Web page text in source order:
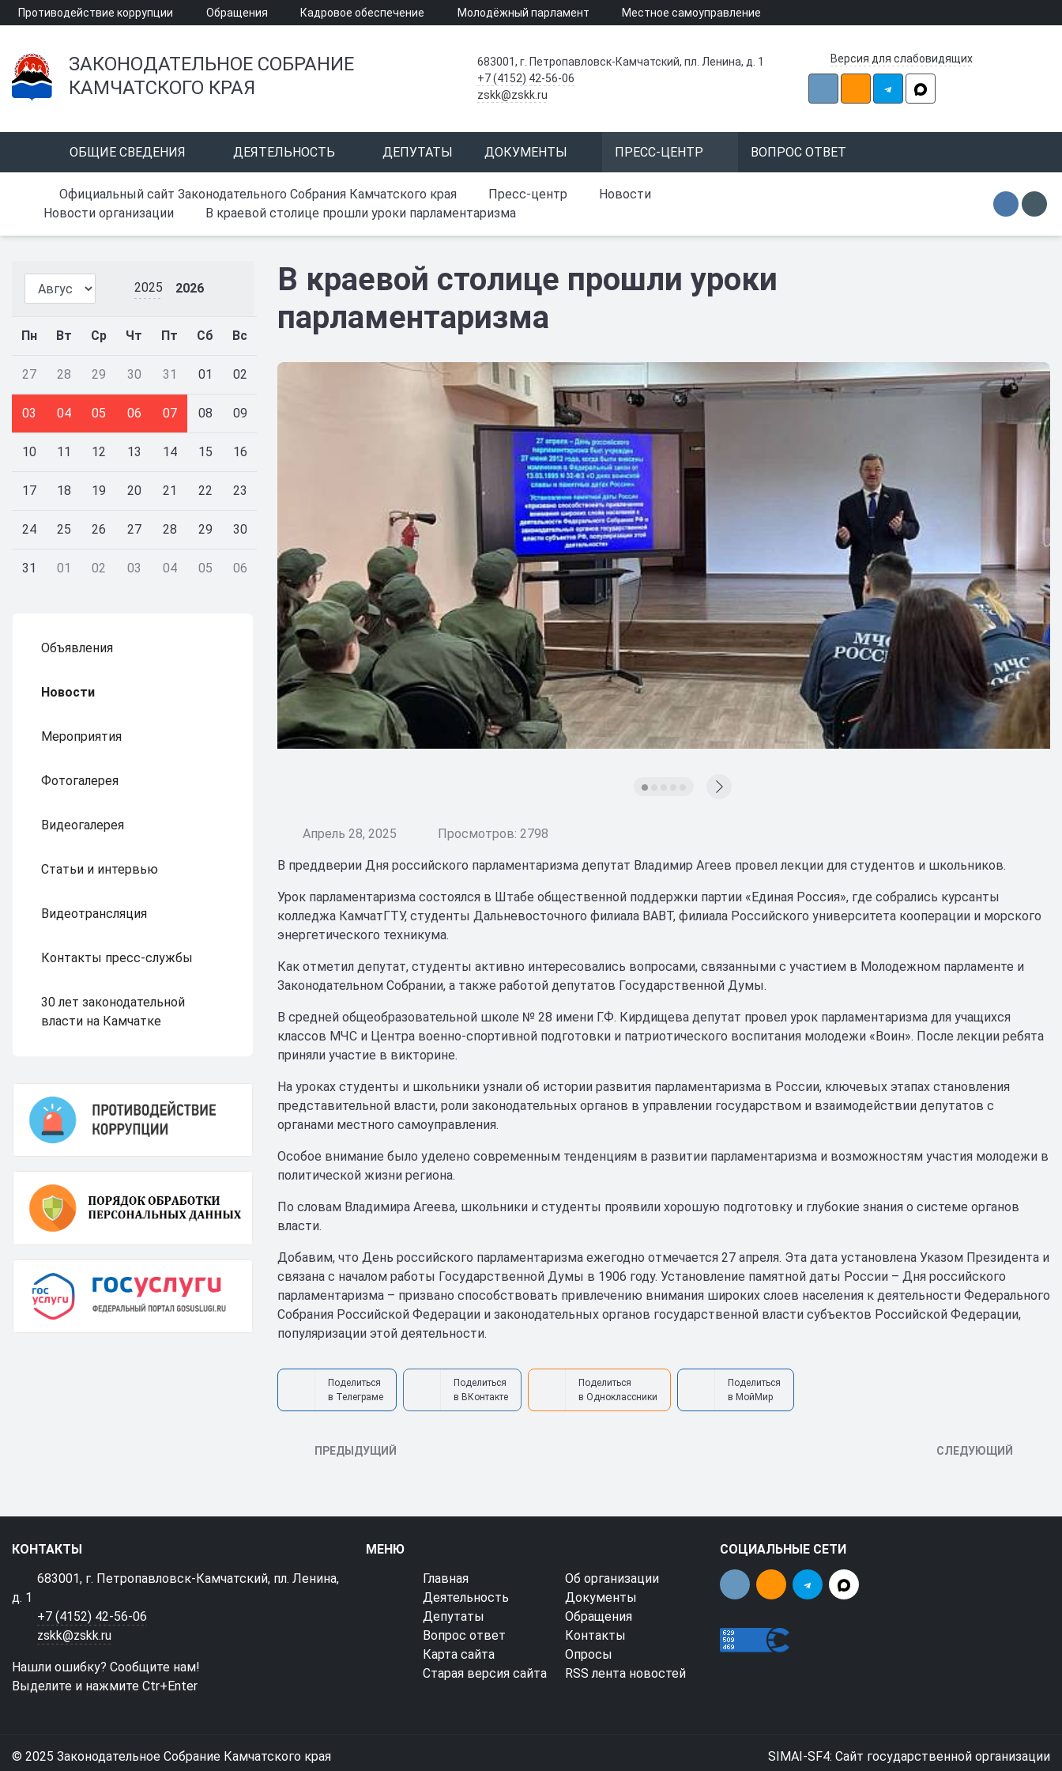
Противодействие коррупции Обращения Кадровое обеспечение Молодёжный парламент Местное самоуправление
ЗАКОНОДАТЕЛЬНОЕ СОБРАНИЕ
КАМЧАТСКОГО КРАЯ
683001, г. Петропавловск-Камчатский, пл. Ленина, д. 1
+7 (4152) 42-56-06
zskk@zskk.ru
Версия для слабовидящих
ОБЩИЕ СВЕДЕНИЯ ДЕЯТЕЛЬНОСТЬ ДЕПУТАТЫ ДОКУМЕНТЫ ПРЕСС-ЦЕНТР ВОПРОС ОТВЕТ
Официальный сайт Законодательного Собрания Камчатского края Пресс-центр
Новости
Новости организации
В краевой столице прошли уроки парламентаризма
2025 2026
Пн Вт Ср Чт Пт Сб Вс
27 28 29 30 31 01 02
03 04 05 06 07 08 09
10 11 12 13 14 15 16
17 18 19 20 21 22 23
24 25 26 27 28 29 30
31 01 02 03 04 05 06
Объявления
Новости
Мероприятия
Фотогалерея
Видеогалерея
Статьи и интервью
Видеотрансляция
Контакты пресс-службы
30 лет законодательной
власти на Камчатке
В краевой столице прошли уроки
парламентаризма
Апрель 28, 2025 Просмотров: 2798
В преддверии Дня российского парламентаризма депутат Владимир Агеев провел лекции для студентов и школьников.
Урок парламентаризма состоялся в Штабе общественной поддержки партии «Единая Россия», где собрались курсанты
колледжа КамчатГТУ, студенты Дальневосточного филиала ВАВТ, филиала Российского университета кооперации и морского
энергетического техникума.
Как отметил депутат, студенты активно интересовались вопросами, связанными с участием в Молодежном парламенте и
Законодательном Собрании, а также работой депутатов Государственной Думы.
В средней общеобразовательной школе № 28 имени Г.Ф. Кирдищева депутат провел урок парламентаризма для учащихся
классов МЧС и Центра военно-спортивной подготовки и патриотического воспитания молодежи «Воин». После лекции ребята
приняли участие в викторине.
На уроках студенты и школьники узнали об истории развития парламентаризма в России, ключевых этапах становления
представительной власти, роли законодательных органов в управлении государством и взаимодействии депутатов с
органами местного самоуправления.
Особое внимание было уделено современным тенденциям в развитии парламентаризма и возможностям участия молодежи в
политической жизни региона.
По словам Владимира Агеева, школьники и студенты проявили хорошую подготовку и глубокие знания о системе органов
власти.
Добавим, что День российского парламентаризма ежегодно отмечается 27 апреля. Эта дата установлена Указом Президента и
связана с началом работы Государственной Думы в 1906 году. Установление памятной даты России – Дня российского
парламентаризма – призвано способствовать привлечению внимания широких слоев населения к деятельности Федерального
Собрания Российской Федерации и законодательных органов государственной власти субъектов Российской Федерации,
популяризации этой деятельности.
Поделиться
в Телеграме
Поделиться
в ВКонтакте
Поделиться
в Одноклассники
Поделиться
в МойМир
ПРЕДЫДУЩИЙ СЛЕДУЮЩИЙ
КОНТАКТЫ
683001, г. Петропавловск-Камчатский, пл. Ленина,
д. 1
+7 (4152) 42-56-06
zskk@zskk.ru
Нашли ошибку? Сообщите нам!
Выделите и нажмите Ctr+Enter
МЕНЮ
Главная
Об организации
Деятельность
Документы
Депутаты
Обращения
Вопрос ответ
Контакты
Карта сайта
Опросы
Старая версия сайта
RSS лента новостей
СОЦИАЛЬНЫЕ СЕТИ
© 2025 Законодательное Собрание Камчатского края SIMAI-SF4: Сайт государственной организации